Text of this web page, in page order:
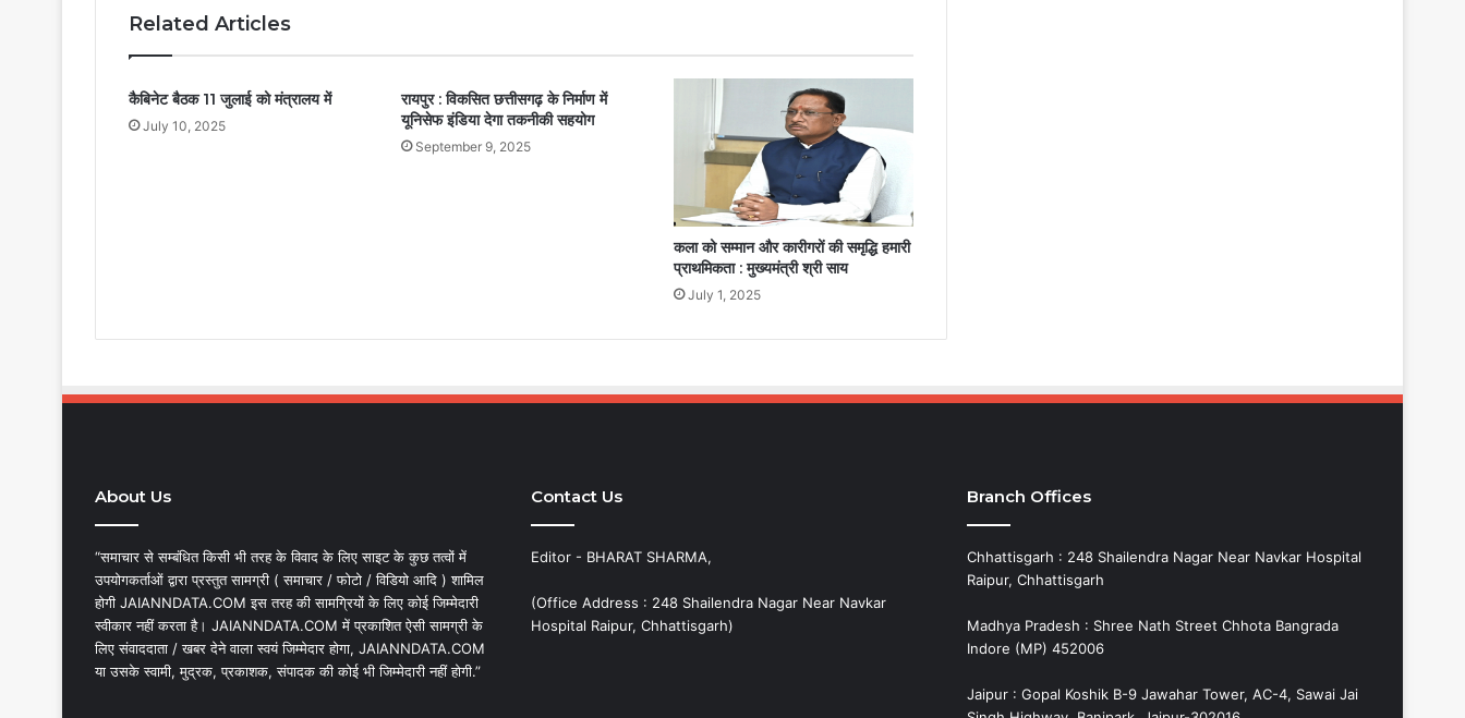
Related Articles
कैबिनेट बैठक 11 जुलाई को मंत्रालय में
July 10, 2025
रायपुर : विकसित छत्तीसगढ़ के निर्माण में
यूनिसेफ इंडिया देगा तकनीकी सहयोग
September 9, 2025
कला को सम्मान और कारीगरों की समृद्धि हमारी
प्राथमिकता : मुख्यमंत्री श्री साय
July 1, 2025
About Us
“समाचार से सम्बंधित किसी भी तरह के विवाद के लिए साइट के कुछ तत्वों में
उपयोगकर्ताओं द्वारा प्रस्तुत सामग्री ( समाचार / फोटो / विडियो आदि ) शामिल
होगी JAIANNDATA.COM इस तरह की सामग्रियों के लिए कोई जिम्मेदारी
स्वीकार नहीं करता है। JAIANNDATA.COM में प्रकाशित ऐसी सामग्री के
लिए संवाददाता / खबर देने वाला स्वयं जिम्मेदार होगा, JAIANNDATA.COM
या उसके स्वामी, मुद्रक, प्रकाशक, संपादक की कोई भी जिम्मेदारी नहीं होगी.”
Contact Us
Editor - BHARAT SHARMA,
(Office Address : 248 Shailendra Nagar Near Navkar
Hospital Raipur, Chhattisgarh)
Branch Offices
Chhattisgarh : 248 Shailendra Nagar Near Navkar Hospital
Raipur, Chhattisgarh
Madhya Pradesh : Shree Nath Street Chhota Bangrada
Indore (MP) 452006
Jaipur : Gopal Koshik B-9 Jawahar Tower, AC-4, Sawai Jai